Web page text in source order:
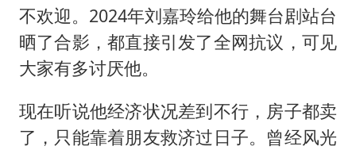
不欢迎。2024年刘嘉玲给他的舞台剧站台
晒了合影，都直接引发了全网抗议，可见
大家有多讨厌他。
现在听说他经济状况差到不行，房子都卖
了，只能靠着朋友救济过日子。曾经风光